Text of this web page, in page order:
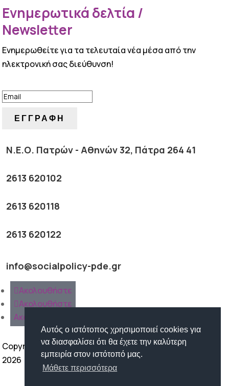
Αυτός ο ιστότοπος χρησιμοποιεί cookies για
να διασφαλίσει ότι θα έχετε την καλύτερη
εμπειρία στον ιστότοπό μας.
Μάθετε περισσότερα
Ενημερωτικά δελτία /
Newsletter
Ενημερωθείτε για τα τελευταία νέα μέσα από την
ηλεκτρονική σας διεύθυνση!
ΕΓΓΡΑΦΗ
Ν.Ε.Ο. Πατρών - Αθηνών 32, Πάτρα 264 41
2613 620102
2613 620118
2613 620122
info@socialpolicy-pde.gr
Ακολουθήστε
Ακολουθήστε
Ακολουθήστε
Copyright ©
2026
Όροι Χρήσης | Προστασία